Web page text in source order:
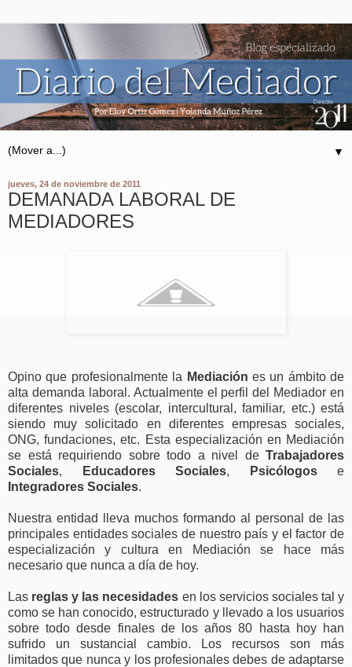
▼
jueves, 24 de noviembre de 2011
DEMANADA LABORAL DE
MEDIADORES
Opino que profesionalmente la Mediación es un ámbito de
alta demanda laboral. Actualmente el perfil del Mediador en
diferentes niveles (escolar, intercultural, familiar, etc.) está
siendo muy solicitado en diferentes empresas sociales,
ONG, fundaciones, etc. Esta especialización en Mediación
se está requiriendo sobre todo a nivel de Trabajadores
Sociales, Educadores Sociales, Psicólogos e
Integradores Sociales.
Nuestra entidad lleva muchos formando al personal de las
principales entidades sociales de nuestro país y el factor de
especialización y cultura en Mediación se hace más
necesario que nunca a día de hoy.
Las reglas y las necesidades en los servicios sociales tal y
como se han conocido, estructurado y llevado a los usuarios
sobre todo desde finales de los años 80 hasta hoy han
sufrido un sustancial cambio. Los recursos son más
limitados que nunca y los profesionales debes de adaptarse